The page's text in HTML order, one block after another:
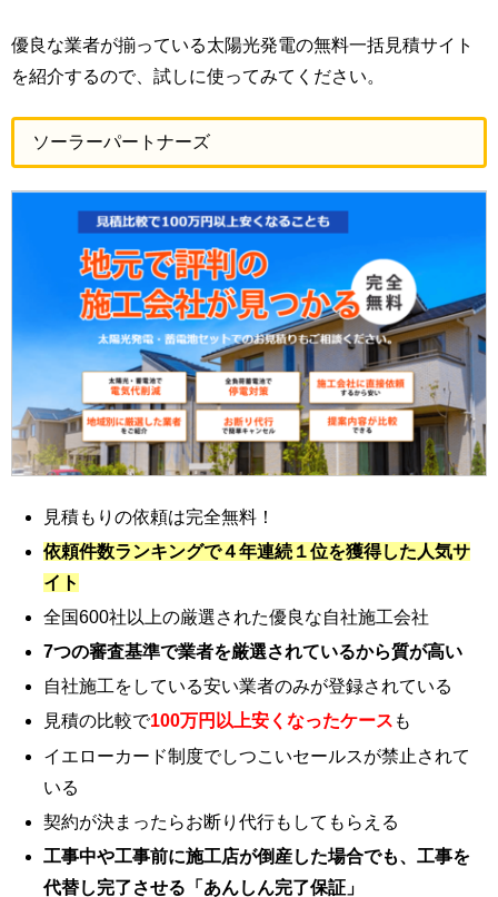
優良な業者が揃っている太陽光発電の無料一括見積サイト
を紹介するので、試しに使ってみてください。
ソーラーパートナーズ
見積もりの依頼は完全無料！
依頼件数ランキングで４年連続１位を獲得した人気サ
イト
全国600社以上の厳選された優良な自社施工会社
7つの審査基準で業者を厳選されているから質が高い
自社施工をしている安い業者のみが登録されている
見積の比較で100万円以上安くなったケース も
イエローカード制度でしつこいセールスが禁止されて
いる
契約が決まったらお断り代行もしてもらえる
工事中や工事前に施工店が倒産した場合でも、工事を
代替し完了させる「あんしん完了保証」